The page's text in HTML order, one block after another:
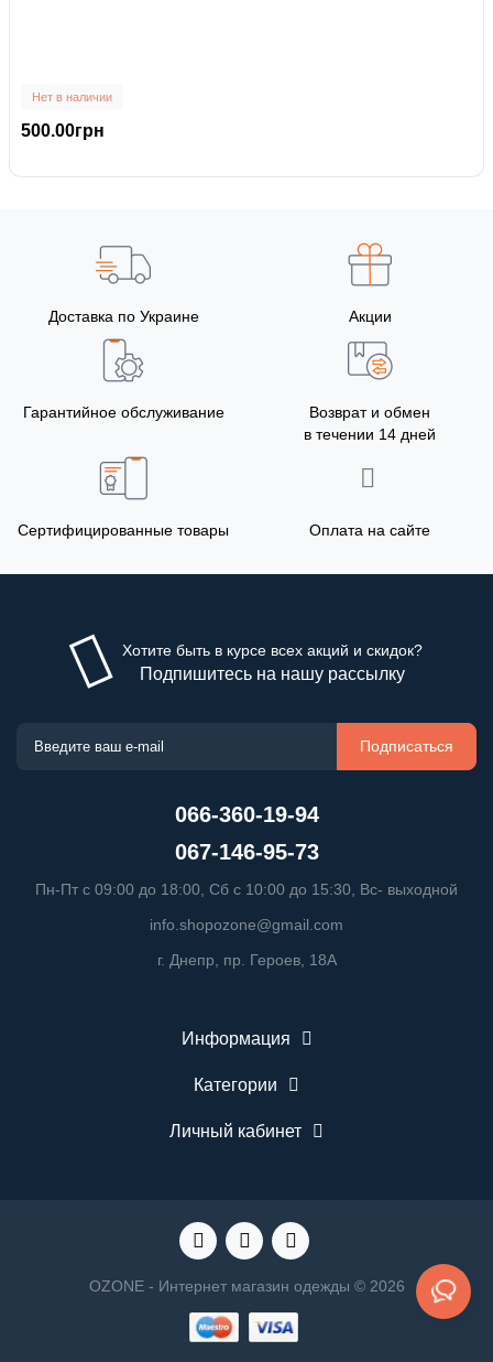
Нет в наличии
500.00грн
Доставка по Украине Акции
Гарантийное обслуживание
Возврат и обмен
в течении 14 дней
Сертифицированные товары Оплата на сайте
Хотите быть в курсе всех акций и скидок?
Подпишитесь на нашу рассылку
Подписаться
066-360-19-94
067-146-95-73
Пн-Пт с 09:00 до 18:00, Сб с 10:00 до 15:30, Вс- выходной
info.shopozone@gmail.com
г. Днепр, пр. Героев, 18А
Информация
Категории
Личный кабинет
OZONE - Интернет магазин одежды © 2026